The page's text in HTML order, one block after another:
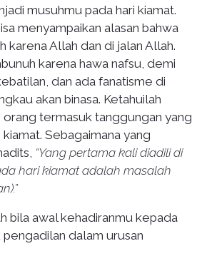
musuhmu pada hari kiamat.
menyampaikan alasan bahwa
karena Allah dan di jalan Allah.
karena hawa nafsu, demi
dan ada fanatisme di
akan binasa. Ketahuilah
termasuk tanggungan yang
Sebagaimana yang
“Yang pertama kali diadili di
hari kiamat adalah masalah
bila awal kehadiranmu kepada
dalam urusan